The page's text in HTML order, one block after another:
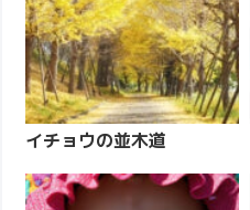
イチョウの並木道